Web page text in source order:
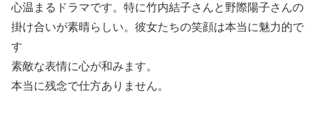
心温まるドラマです。特に竹内結子さんと野際陽子さんの
掛け合いが素晴らしい。彼女たちの笑顔は本当に魅力的で
す️
素敵な表情に心が和みます。
本当に残念で仕方ありません。